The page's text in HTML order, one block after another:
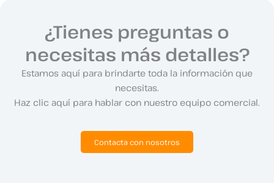
¿Tienes preguntas o
necesitas más detalles?
Estamos aquí para brindarte toda la información que
necesitas.
Haz clic aquí para hablar con nuestro equipo comercial.
Contacta con nosotros